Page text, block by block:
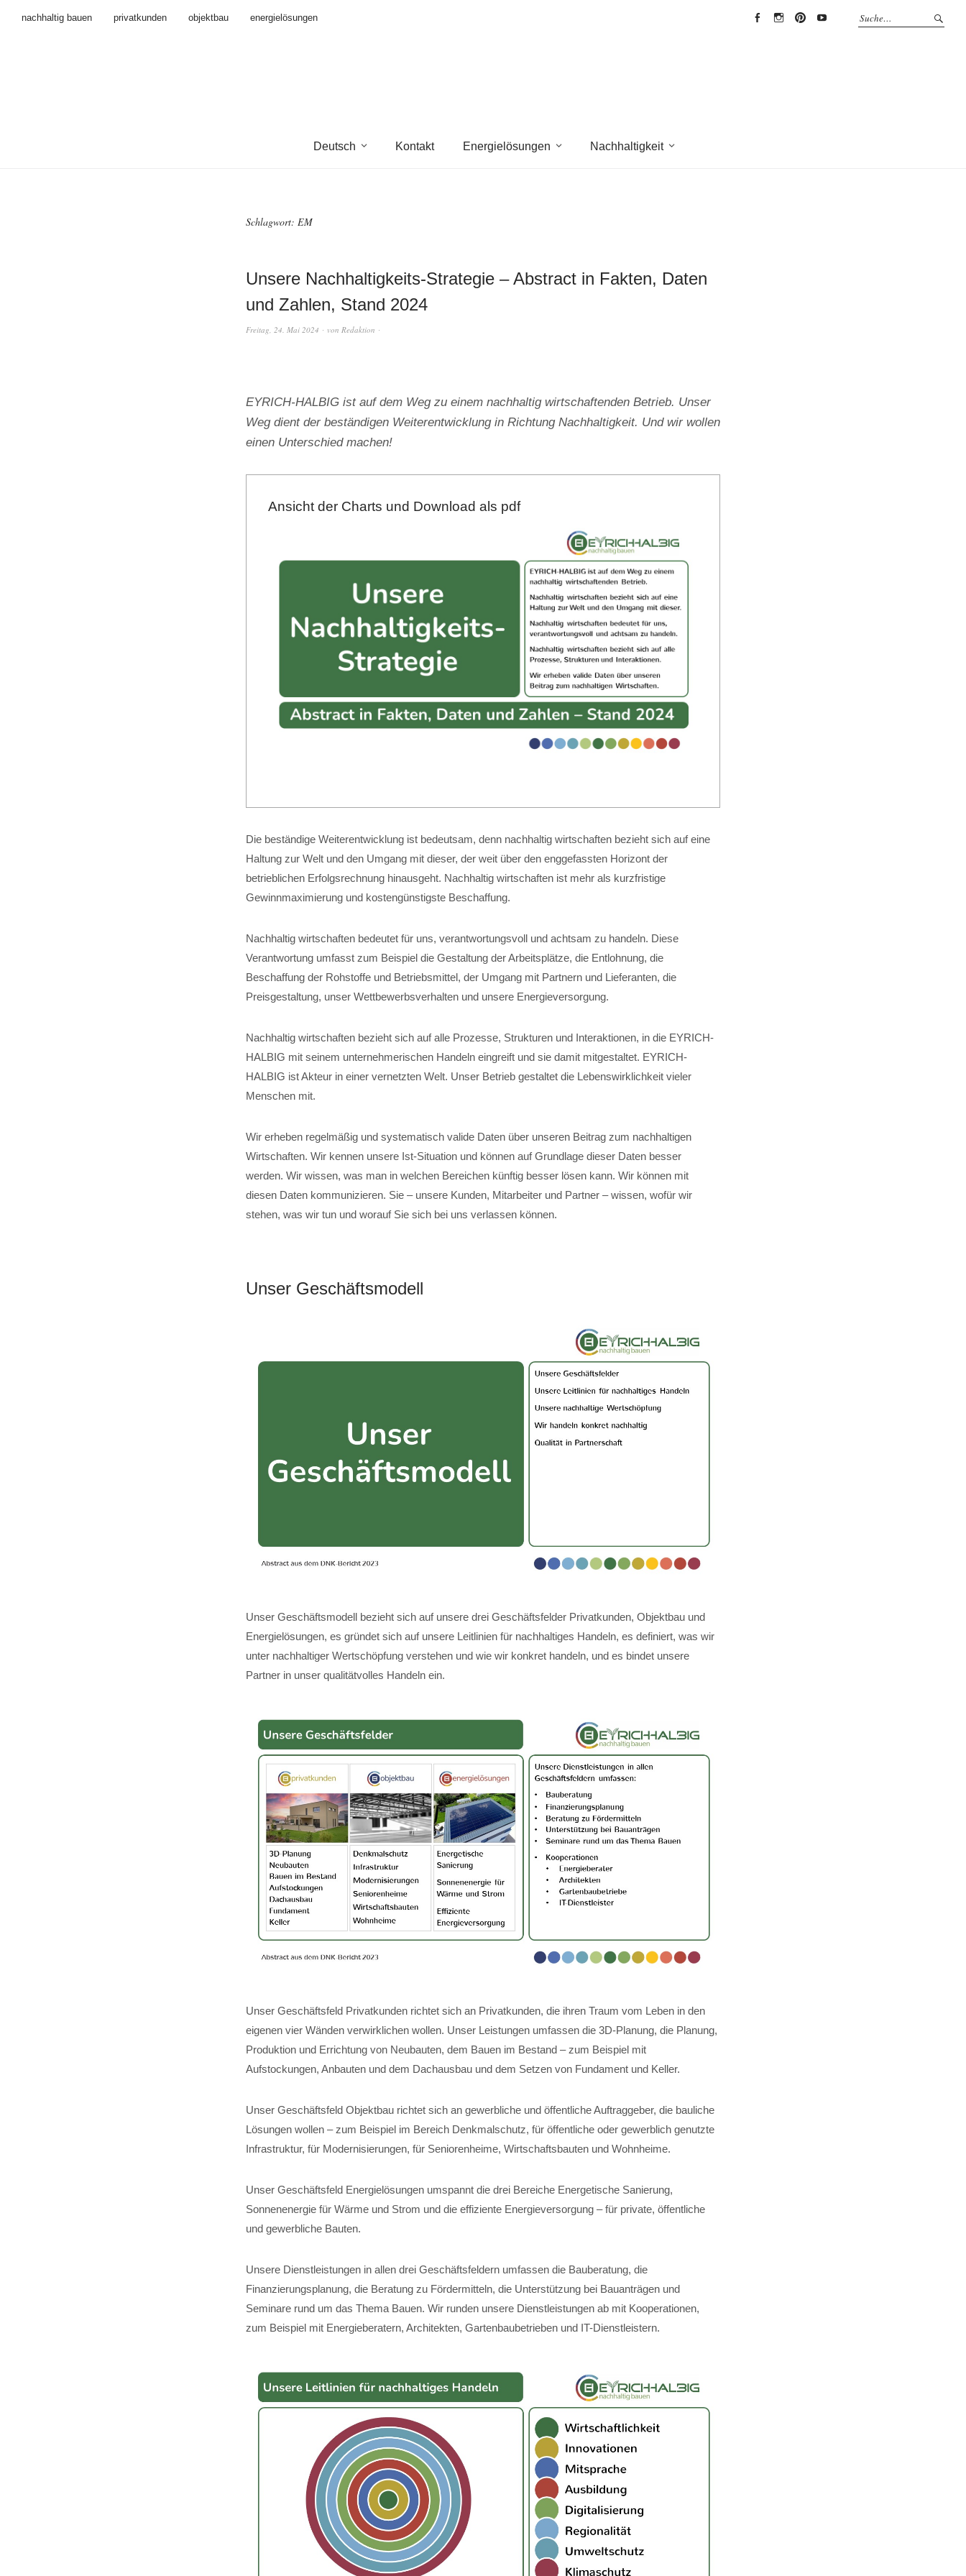
nachhaltig bauen privatkunden objektbau
energielösungen
Deutsch Kontakt Energielösungen Nachhaltigkeit
Schlagwort: EM
Unsere Nachhaltigkeits-Strategie – Abstract in Fakten, Daten
und Zahlen, Stand 2024
Freitag, 24. Mai 2024 von Redaktion
EYRICH-HALBIG ist auf dem Weg zu einem nachhaltig wirtschaftenden Betrieb. Unser
Weg dient der beständigen Weiterentwicklung in Richtung Nachhaltigkeit. Und wir wollen
einen Unterschied machen!
Ansicht der Charts und Download als pdf
Die beständige Weiterentwicklung ist bedeutsam, denn nachhaltig wirtschaften bezieht sich auf eine
Haltung zur Welt und den Umgang mit dieser, der weit über den enggefassten Horizont der
betrieblichen Erfolgsrechnung hinausgeht. Nachhaltig wirtschaften ist mehr als kurzfristige
Gewinnmaximierung und kostengünstigste Beschaffung.
Nachhaltig wirtschaften bedeutet für uns, verantwortungsvoll und achtsam zu handeln. Diese
Verantwortung umfasst zum Beispiel die Gestaltung der Arbeitsplätze, die Entlohnung, die
Beschaffung der Rohstoffe und Betriebsmittel, der Umgang mit Partnern und Lieferanten, die
Preisgestaltung, unser Wettbewerbsverhalten und unsere Energieversorgung.
Nachhaltig wirtschaften bezieht sich auf alle Prozesse, Strukturen und Interaktionen, in die EYRICH-
HALBIG mit seinem unternehmerischen Handeln eingreift und sie damit mitgestaltet. EYRICH-
HALBIG ist Akteur in einer vernetzten Welt. Unser Betrieb gestaltet die Lebenswirklichkeit vieler
Menschen mit.
Wir erheben regelmäßig und systematisch valide Daten über unseren Beitrag zum nachhaltigen
Wirtschaften. Wir kennen unsere Ist-Situation und können auf Grundlage dieser Daten besser
werden. Wir wissen, was man in welchen Bereichen künftig besser lösen kann. Wir können mit
diesen Daten kommunizieren. Sie – unsere Kunden, Mitarbeiter und Partner – wissen, wofür wir
stehen, was wir tun und worauf Sie sich bei uns verlassen können.
Unser Geschäftsmodell
Unser Geschäftsmodell bezieht sich auf unsere drei Geschäftsfelder Privatkunden, Objektbau und
Energielösungen, es gründet sich auf unsere Leitlinien für nachhaltiges Handeln, es definiert, was wir
unter nachhaltiger Wertschöpfung verstehen und wie wir konkret handeln, und es bindet unsere
Partner in unser qualitätvolles Handeln ein.
Unser Geschäftsfeld Privatkunden richtet sich an Privatkunden, die ihren Traum vom Leben in den
eigenen vier Wänden verwirklichen wollen. Unser Leistungen umfassen die 3D-Planung, die Planung,
Produktion und Errichtung von Neubauten, dem Bauen im Bestand – zum Beispiel mit
Aufstockungen, Anbauten und dem Dachausbau und dem Setzen von Fundament und Keller.
Unser Geschäftsfeld Objektbau richtet sich an gewerbliche und öffentliche Auftraggeber, die bauliche
Lösungen wollen – zum Beispiel im Bereich Denkmalschutz, für öffentliche oder gewerblich genutzte
Infrastruktur, für Modernisierungen, für Seniorenheime, Wirtschaftsbauten und Wohnheime.
Unser Geschäftsfeld Energielösungen umspannt die drei Bereiche Energetische Sanierung,
Sonnenenergie für Wärme und Strom und die effiziente Energieversorgung – für private, öffentliche
und gewerbliche Bauten.
Unsere Dienstleistungen in allen drei Geschäftsfeldern umfassen die Bauberatung, die
Finanzierungsplanung, die Beratung zu Fördermitteln, die Unterstützung bei Bauanträgen und
Seminare rund um das Thema Bauen. Wir runden unsere Dienstleistungen ab mit Kooperationen,
zum Beispiel mit Energieberatern, Architekten, Gartenbaubetrieben und IT-Dienstleistern.